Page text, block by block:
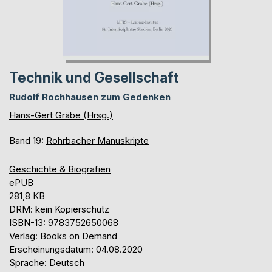
Technik und Gesellschaft
Rudolf Rochhausen zum Gedenken
Hans-Gert Gräbe (Hrsg.)
Band 19: Rohrbacher Manuskripte
Geschichte & Biografien
ePUB
281,8 KB
DRM: kein Kopierschutz
ISBN-13: 9783752650068
Verlag: Books on Demand
Erscheinungsdatum: 04.08.2020
Sprache: Deutsch